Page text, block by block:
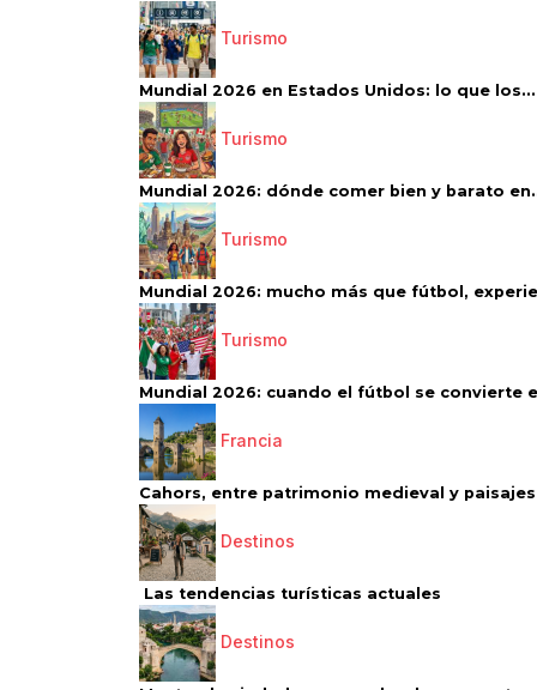
Turismo
Mundial 2026 en Estados Unidos: lo que los...
Turismo
Mundial 2026: dónde comer bien y barato
Turismo
Mundial 2026: mucho más que fútbol,
Turismo
Mundial 2026: cuando el fútbol se convierte
Francia
Cahors, entre patrimonio medieval y paisajes
Destinos
Las tendencias turísticas actuales
Destinos